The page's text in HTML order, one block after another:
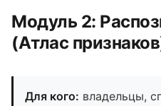
Модуль 2:
(Атлас
Для кого: владельцы,